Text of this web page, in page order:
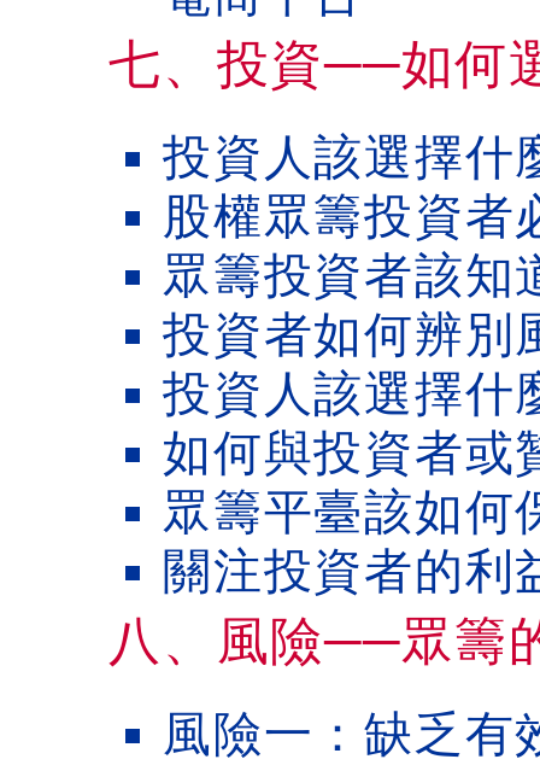
七、投資──如何
投資人該選擇什
股權眾籌投資者
眾籌投資者該知
投資者如何辨別
投資人該選擇什
如何與投資者或
眾籌平臺該如何
關注投資者的利
八、風險──眾籌
風險一：缺乏有